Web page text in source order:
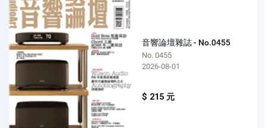
音響論壇雜誌 - No.0455
No. 0455
2026-08-01
$ 215 元